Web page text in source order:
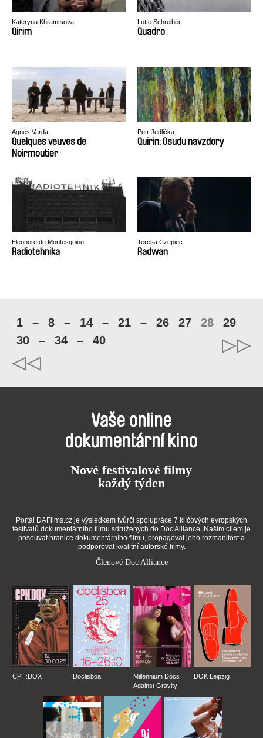
Kateryna Khramtsova
Qirim
Lotte Schreiber
Quadro
Agnès Varda
Quelques veuves de
Noirmoutier
Petr Jedlička
Quirin: Osudu navzdory
Eleonore de Montesquiou
Radiotehnika
Teresa Czepiec
Radwan
1 – 8 – 14 – 21 – 26 27 28
29
30
– 34 – 40
Vaše online
dokumentární kino
Nové festivalové filmy
každý týden
Portál DAFilms.cz je výsledkem tvůrčí spolupráce 7 klíčových evropských
festivalů dokumentárního filmu sdružených do Doc Alliance. Naším cílem je
posouvat hranice dokumentárního filmu, propagovat jeho rozmanitost a
podporovat kvalitní autorské filmy.
Členové Doc Alliance
CPH:DOX Doclisboa
Millennium Docs
Against Gravity
DOK Leipzig